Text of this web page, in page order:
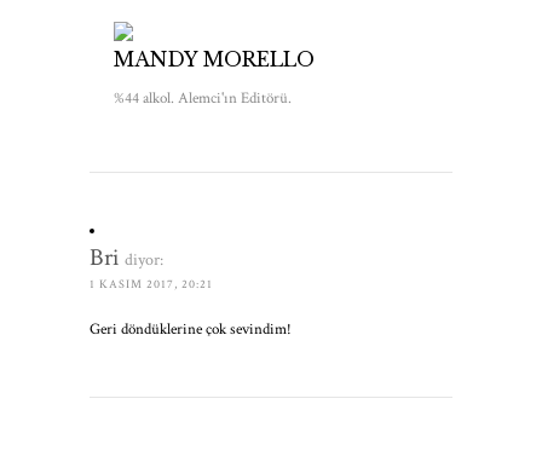
MANDY MORELLO
%44 alkol. Alemci'ın Editörü.
Bri diyor:
1 KASIM 2017, 20:21
Geri döndüklerine çok sevindim!